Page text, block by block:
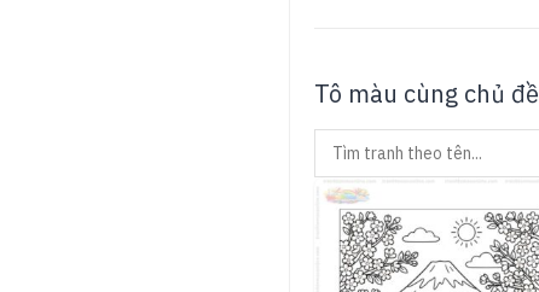
Tô màu cùng chủ đề